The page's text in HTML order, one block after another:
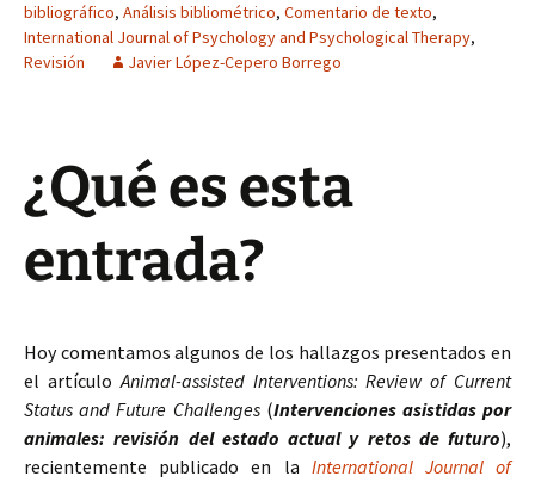
bibliográfico, Análisis bibliométrico, Comentario de texto,
International Journal of Psychology and Psychological Therapy,
Revisión
Javier López-Cepero Borrego
¿Qué es esta
entrada?
Hoy comentamos algunos de los hallazgos presentados en
el artículoAnimal-assisted Interventions: Review of Current
Status and Future Challenges(Intervenciones asistidas por
animales: revisión del estado actual y retos de futuro),
recientemente publicado en la International Journal of